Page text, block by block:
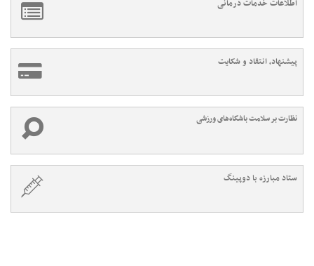
اطلاعات خدمات درمانی
پیشنهاد، انتقاد و شکایت
نظارت بر سلامت باشگاه‌های ورزشی
ستاد مبارزه با دوپینگ